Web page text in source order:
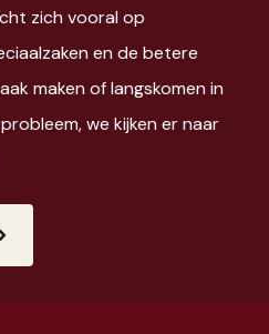
zich vooral op
en de betere
maken of langskomen in
we kijken er naar